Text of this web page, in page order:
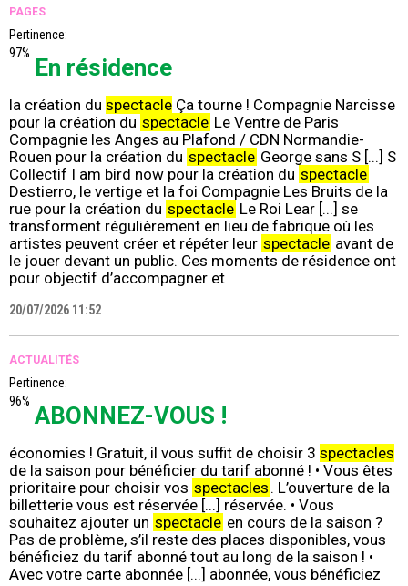
PAGES
Pertinence:
97%
En résidence
la création du spectacle Ça tourne ! Compagnie Narcisse
pour la création du spectacle Le Ventre de Paris
Compagnie les Anges au Plafond / CDN Normandie-
Rouen pour la création du spectacle George sans S [...] S
Collectif I am bird now pour la création du spectacle
Destierro, le vertige et la foi Compagnie Les Bruits de la
rue pour la création du spectacle Le Roi Lear [...] se
transforment régulièrement en lieu de fabrique où les
artistes peuvent créer et répéter leur spectacle avant de
le jouer devant un public. Ces moments de résidence ont
pour objectif d’accompagner et
20/07/2026 11:52
ACTUALITÉS
Pertinence:
96%
ABONNEZ-VOUS !
économies ! Gratuit, il vous suffit de choisir 3 spectacles
de la saison pour bénéficier du tarif abonné ! • Vous êtes
prioritaire pour choisir vos spectacles . L’ouverture de la
billetterie vous est réservée [...] réservée. • Vous
souhaitez ajouter un spectacle en cours de la saison ?
Pas de problème, s’il reste des places disponibles, vous
bénéficiez du tarif abonné tout au long de la saison ! •
Avec votre carte abonnée [...] abonnée, vous bénéficiez